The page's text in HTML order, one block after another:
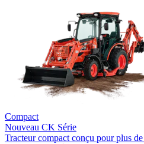
Compact
Nouveau CK Série
Tracteur compact conçu pour plus